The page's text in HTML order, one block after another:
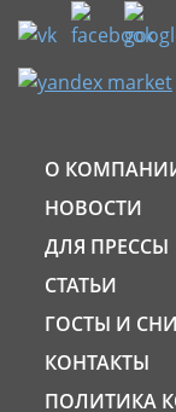
О
НОВОСТИ
ДЛЯ ПРЕССЫ
СТАТЬИ
ГОСТЫ И
КОНТАКТЫ
ПОЛИТИКА